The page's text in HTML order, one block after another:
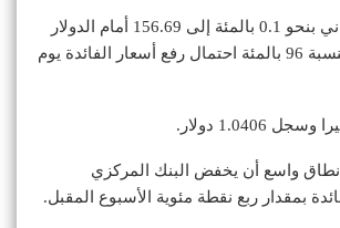
وانخفض الين الياباني بنحو 0.1 بالمئة إلى 156.69 أمام الدولار
مع توقع الأسواق بنسبة 96 بالمئة احتمال رفع أسعار الفائدة يوم
1.0406 دولار.
واسع أن يخفض البنك المركزي
بمقدار ربع نقطة مئوية الأسبوع المقبل.